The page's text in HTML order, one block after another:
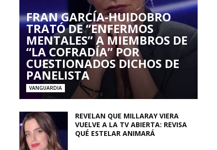
FRAN GARCÍA-HUIDOBRO
TRATÓ DE “ENFERMOS
MENTALES” A MIEMBROS DE
“LA COFRADÍA” POR
CUESTIONADOS DICHOS DE
PANELISTA
VANGUARDIA
REVELAN QUE MILLARAY VIERA
VUELVE A LA TV ABIERTA: REVISA
QUÉ ESTELAR ANIMARÁ